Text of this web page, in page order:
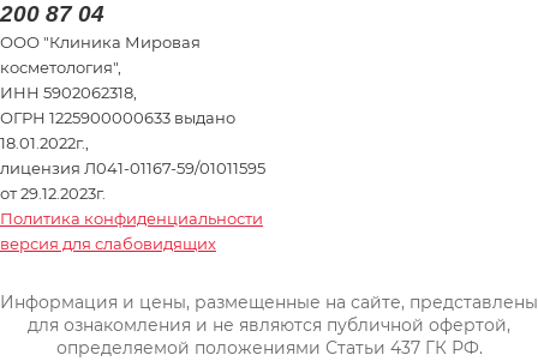
200 87 04
ООО "Клиника Мировая
косметология",
ИНН 5902062318,
ОГРН 1225900000633 выдано
18.01.2022г.,
лицензия Л041-01167-59/01011595
от 29.12.2023г.
Политика конфиденциальности
версия для слабовидящих
Информация и цены, размещенные на сайте, представлены
для ознакомления и не являются публичной офертой,
определяемой положениями Статьи 437 ГК РФ.